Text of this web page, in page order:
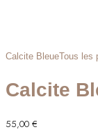
Calcite BleueTous les
Calcite
55,00 €